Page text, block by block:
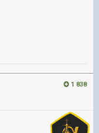
1 838